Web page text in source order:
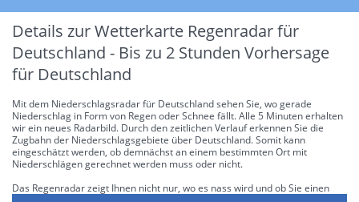
Details zur Wetterkarte Regenradar für
Deutschland - Bis zu 2 Stunden Vorhersage
für Deutschland
Mit dem Niederschlagsradar für Deutschland sehen Sie, wo gerade
Niederschlag in Form von Regen oder Schnee fällt. Alle 5 Minuten erhalten
wir ein neues Radarbild. Durch den zeitlichen Verlauf erkennen Sie die
Zugbahn der Niederschlagsgebiete über Deutschland. Somit kann
eingeschätzt werden, ob demnächst an einem bestimmten Ort mit
Niederschlägen gerechnet werden muss oder nicht.
Das Regenradar zeigt Ihnen nicht nur, wo es nass wird und ob Sie einen